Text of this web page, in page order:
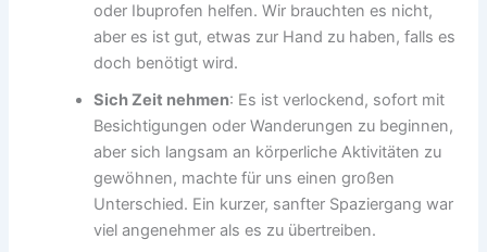
oder Ibuprofen helfen. Wir brauchten es nicht,
aber es ist gut, etwas zur Hand zu haben, falls es
doch benötigt wird.
Sich Zeit nehmen: Es ist verlockend, sofort mit
Besichtigungen oder Wanderungen zu beginnen,
aber sich langsam an körperliche Aktivitäten zu
gewöhnen, machte für uns einen großen
Unterschied. Ein kurzer, sanfter Spaziergang war
viel angenehmer als es zu übertreiben.